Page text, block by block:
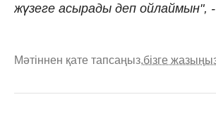
жүзеге асырады деп ойлаймын", -
Мәтіннен қате тапсаңыз,бізге